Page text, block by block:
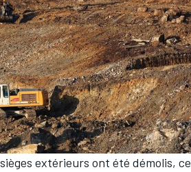
extérieurs ont été démolis, ce